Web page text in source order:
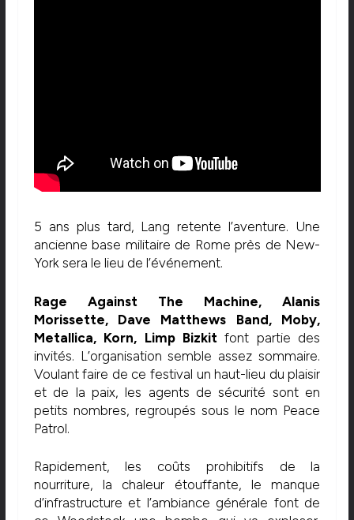
5 ans plus tard, Lang retente l’aventure. Une
ancienne base militaire de Rome près de New-
York sera le lieu de l’événement.
Rage Against The Machine, Alanis
Morissette, Dave Matthews Band, Moby,
Metallica, Korn, Limp Bizkit font partie des
invités. L’organisation semble assez sommaire.
Voulant faire de ce festival un haut-lieu du plaisir
et de la paix, les agents de sécurité sont en
petits nombres, regroupés sous le nom Peace
Patrol.
Rapidement, les coûts prohibitifs de la
nourriture, la chaleur étouffante, le manque
d’infrastructure et l’ambiance générale font de